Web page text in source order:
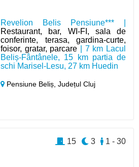
Revelion Belis Pensiune*** |
Restaurant, bar, WI-FI, sala de
conferinte, terasa, gardina-curte,
foisor, gratar, parcare | 7 km Lacul
Beliș-Fântânele, 15 km partia de
schi Marisel-Lesu, 27 km Huedin
Pensiune Beliș,Județul Cluj
1 - 30
3
15